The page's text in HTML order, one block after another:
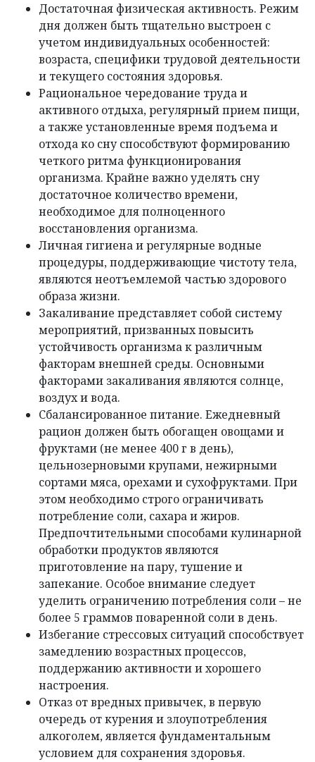
Достаточная физическая активность. Режим
дня должен быть тщательно выстроен с
учетом индивидуальных особенностей:
возраста, специфики трудовой деятельности
и текущего состояния здоровья.
Рациональное чередование труда и
активного отдыха, регулярный прием пищи,
а также установленные время подъема и
отхода ко сну способствуют формированию
четкого ритма функционирования
организма. Крайне важно уделять сну
достаточное количество времени,
необходимое для полноценного
восстановления организма.
Личная гигиена и регулярные водные
процедуры, поддерживающие чистоту тела,
являются неотъемлемой частью здорового
образа жизни.
Закаливание представляет собой систему
мероприятий, призванных повысить
устойчивость организма к различным
факторам внешней среды. Основными
факторами закаливания являются солнце,
воздух и вода.
Сбалансированное питание. Ежедневный
рацион должен быть обогащен овощами и
фруктами (не менее 400 г в день),
цельнозерновыми крупами, нежирными
сортами мяса, орехами и сухофруктами. При
этом необходимо строго ограничивать
потребление соли, сахара и жиров.
Предпочтительными способами кулинарной
обработки продуктов являются
приготовление на пару, тушение и
запекание. Особое внимание следует
уделить ограничению потребления соли – не
более 5 граммов поваренной соли в день.
Избегание стрессовых ситуаций способствует
замедлению возрастных процессов,
поддержанию активности и хорошего
настроения.
Отказ от вредных привычек, в первую
очередь от курения и злоупотребления
алкоголем, является фундаментальным
условием для сохранения здоровья.